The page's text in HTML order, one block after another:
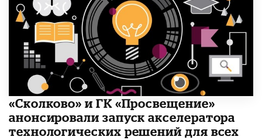
«Сколково» и ГК «Просвещение»
анонсировали запуск акселератора
технологических решений для всех